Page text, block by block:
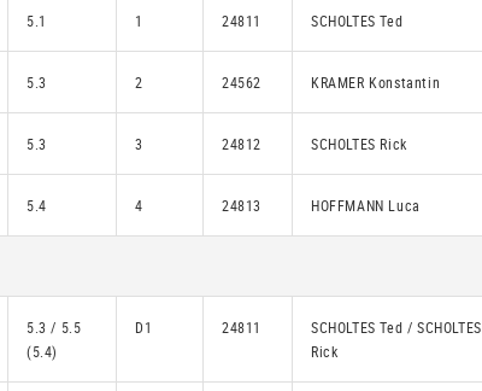
5.1 1 24811 SCHOLTES Ted
5.3 2 24562 KRAMER Konstantin
5.3 3 24812 SCHOLTES Rick
5.4 4 24813 HOFFMANN Luca
5.3 / 5.5
(5.4)
D1 24811
SCHOLTES Ted / SCHOLTES
Rick